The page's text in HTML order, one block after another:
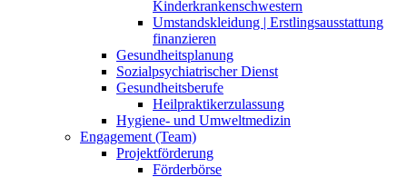
Kinderkrankenschwestern
Umstandskleidung | Erstlingsausstattung
finanzieren
Gesundheitsplanung
Sozialpsychiatrischer Dienst
Gesundheitsberufe
Heilpraktikerzulassung
Hygiene- und Umweltmedizin
Engagement (Team)
Projektförderung
Förderbörse